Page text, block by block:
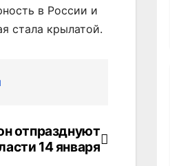
в России и
стала крылатой.
отпразднуют
14 января